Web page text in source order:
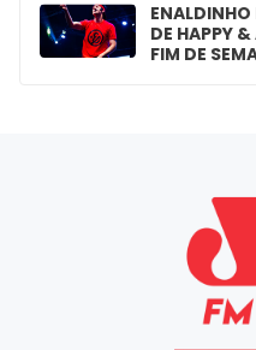
ENALDINHO
DE HAPPY
FIM DE